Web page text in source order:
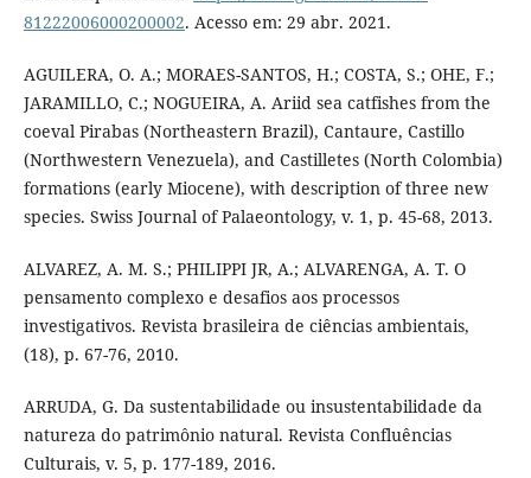
81222006000200002. Acesso em: 29 abr. 2021.
AGUILERA, O. A.; MORAES-SANTOS, H.; COSTA, S.; OHE, F.;
JARAMILLO, C.; NOGUEIRA, A. Ariid sea catfishes from the
coeval Pirabas (Northeastern Brazil), Cantaure, Castillo
(Northwestern Venezuela), and Castilletes (North Colombia)
formations (early Miocene), with description of three new
species. Swiss Journal of Palaeontology, v. 1, p. 45-68, 2013.
ALVAREZ, A. M. S.; PHILIPPI JR, A.; ALVARENGA, A. T. O
pensamento complexo e desafios aos processos
investigativos. Revista brasileira de ciências ambientais,
(18), p. 67-76, 2010.
ARRUDA, G. Da sustentabilidade ou insustentabilidade da
natureza do patrimônio natural. Revista Confluências
Culturais, v. 5, p. 177-189, 2016.